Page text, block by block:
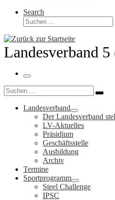
Search
Suche
Landesverband
Menü
Suche
Landesverband
Der Landesverband
LV-Aktuelles
Präsidium
Geschäftsstelle
Ausbildung
Archiv
Termine
Sportprogramm
Steel Challenge
IPSC